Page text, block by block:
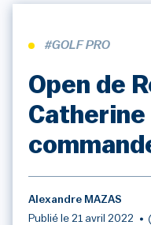
#GOLF PRO
Open de
Catherine
Alexandre MAZAS
Publié le 21 avril 2022